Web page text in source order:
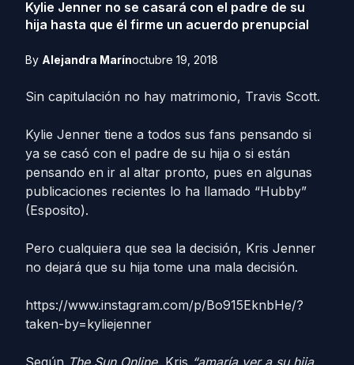
Kylie Jenner no se casará con el padre de su
hija hasta que él firme un acuerdo prenupcial
By Alejandra Marínoctubre 19, 2018
Sin capitulación no hay matrimonio, Travis Scott.
Kylie Jenner tiene a todos sus fans pensando si
ya se casó con el padre de su hija o si están
pensando en ir al altar pronto, pues en algunas
publicaciones recientes lo ha llamado “Hubby”
(Esposito).
Pero cualquiera que sea la decisión, Kris Jenner
no dejará que su hija tome una mala decisión.
https://www.instagram.com/p/Bo915EknbHe/?
taken-by=kyliejenner
Según The Sun Online, Kris “amaría ver a su hija